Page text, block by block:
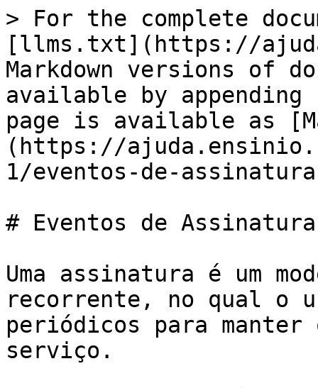
> For the complete
[llms.txt](https://
Markdown versions of
available by
page is available as
(https://
1/eventos-de-
# Eventos de Assinatura
Uma assinatura é um
recorrente, no qual o
periódicos para manter
serviço.